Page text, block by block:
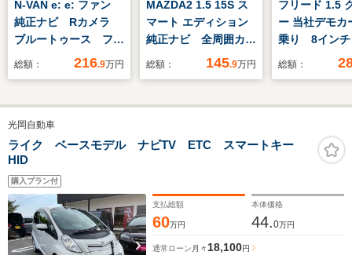
N-VAN e: e: ファン
純正ナビ Rカメラ
ブルートゥース フル
総額： 216.9万円
MAZDA2 1.5 15S ス
マート エディション
純正ナビ 全周囲カメ
ラ 衝突軽減 禁煙
LEDヘッド ビルトイ
ーム オートエアコ
総額： 145.9万円
フリード 1.5
ー 当社デモ
乗り 8インチ
トナビ
イドエアバッ
総額：
光岡自動車
ライク ベースモデル ナビTV ETC スマートキー
HID
購入プラン付
支払総額
60万円
本体価格
44.0万円
通常ローン 月々 18,100円